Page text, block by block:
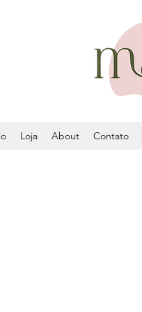
Loja About Contato